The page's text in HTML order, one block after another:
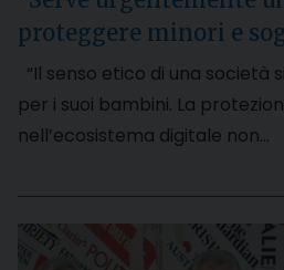
proteggere minori e
“Il senso etico di una società
per i suoi bambini. La
nell’ecosistema digitale non…